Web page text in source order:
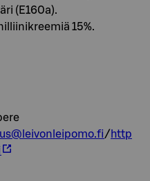
(E160a).
15%.
/ http